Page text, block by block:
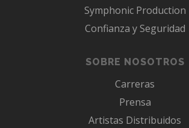
Symphonic Production
Confianza y Seguridad
SOBRE NOSOTROS
Carreras
Prensa
Artistas Distribuidos